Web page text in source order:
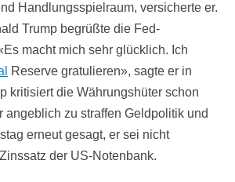
Handlungsspielraum, versicherte er.
Trump begrüßte die Fed-
macht mich sehr glücklich. Ich
Reserve gratulieren», sagte er in
kritisiert die Währungshüter schon
angeblich zu straffen Geldpolitik und
erneut gesagt, er sei nicht
der US-Notenbank.